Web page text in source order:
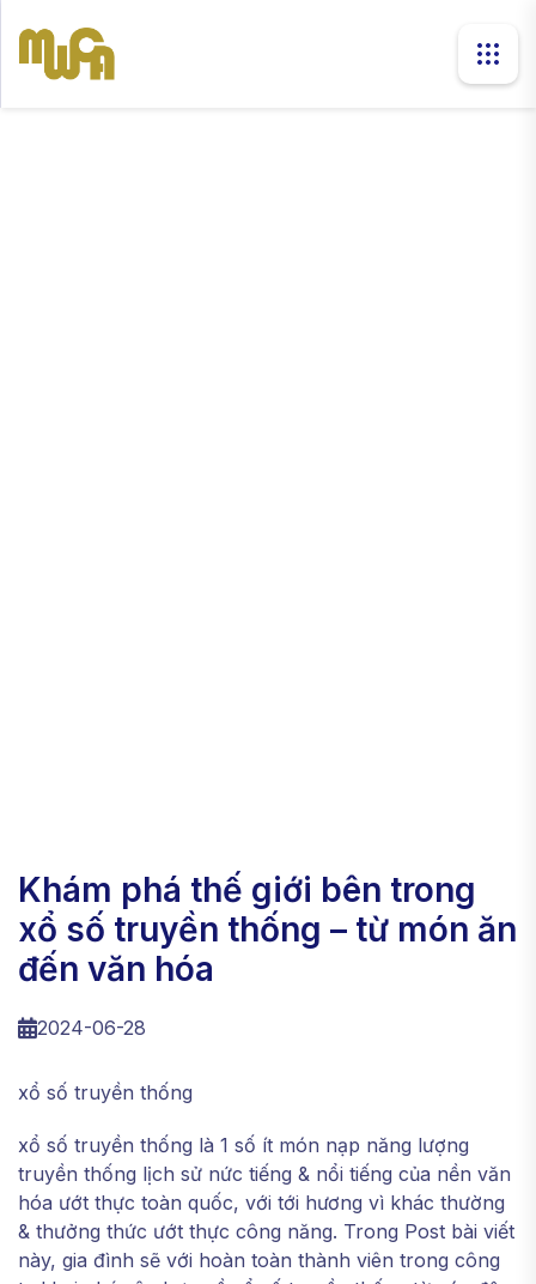
khám phá thế giới bên trong
xổ số truyền thống – từ món ăn
đến văn hóa
2024-06-28
xổ số truyền thống
xổ số truyền thống là 1 số ít món nạp năng lượng
truyền thống lịch sử nức tiếng & nổi tiếng của nền văn
hóa ướt thực toàn quốc, với tới hương vì khác thường
& thưởng thức ướt thực công năng. Trong Post bài viết
này, gia đình sẽ với hoàn toàn thành viên trong công